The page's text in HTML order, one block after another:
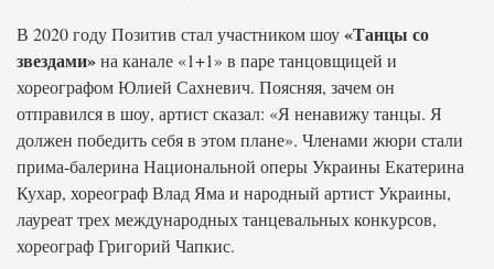
В 2020 году Позитив стал участником шоу«Танцы со
звездами»на канале «1+1» в паре танцовщицей и
хореографом Юлией Сахневич. Поясняя, зачем он
отправился в шоу, артист сказал: «Я ненавижу танцы. Я
должен победить себя в этом плане». Членами жюри стали
прима-балерина Национальной оперы Украины Екатерина
Кухар, хореограф Влад Яма и народный артист Украины,
лауреат трех международных танцевальных конкурсов,
хореограф Григорий Чапкис.